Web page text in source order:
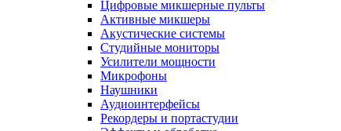
Цифровые микшерные пульты
Активные микшеры
Акустические системы
Студийные мониторы
Усилители мощности
Микрофоны
Наушники
Аудиоинтерфейсы
Рекордеры и портастудии